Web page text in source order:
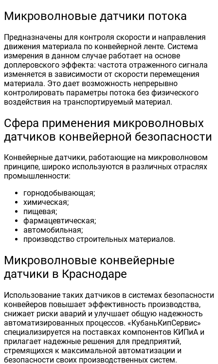
Микроволновые датчики потока
Предназначены для контроля скорости и направления
движения материала по конвейерной ленте. Система
измерения в данном случае работает на основе
доплеровского эффекта: частота отраженного сигнала
изменяется в зависимости от скорости перемещения
материала. Это дает возможность непрерывно
контролировать параметры потока без физического
воздействия на транспортируемый материал.
Сфера применения микроволновых
датчиков конвейерной безопасности
Конвейерные датчики, работающие на микроволновом
принципе, широко используются в различных отраслях
промышленности:
горнодобывающая;
химическая;
пищевая;
фармацевтическая;
автомобильная;
производство строительных материалов.
Микроволновые конвейерные
датчики в Краснодаре
Использование таких датчиков в системах безопасности
конвейеров повышает эффективность производства,
снижает риски аварий и улучшает общую надежность
автоматизированных процессов. «КубаньКипСервис»
специализируется на поставках компонентов КИПиА и
прилагает надежные решения для предприятий,
стремящихся к максимальной автоматизации и
безопасности своих производственных систем.